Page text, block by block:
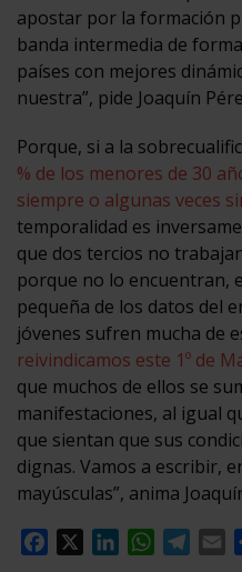
apostar por la formación
banda intermedia de
países con mejores
nuestra”, pide Joaquín
Porque, si a la
% de los menores de 30
siempre o algunas veces
temporalidad es
que dos tercios no
porque no lo encuentran,
pequeña de los datos del
jóvenes sufren mucha de
reivindicamos este 1º de
que muchos de ellos se
manifestaciones, al igual
que sientan que sus
dignas. Vamos a escribir,
mayúsculas”, anima
Facebook
LinkedInWhatsApp